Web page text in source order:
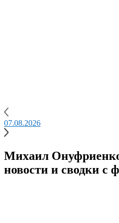
07.08.2026
Михаил
новости и сводки с